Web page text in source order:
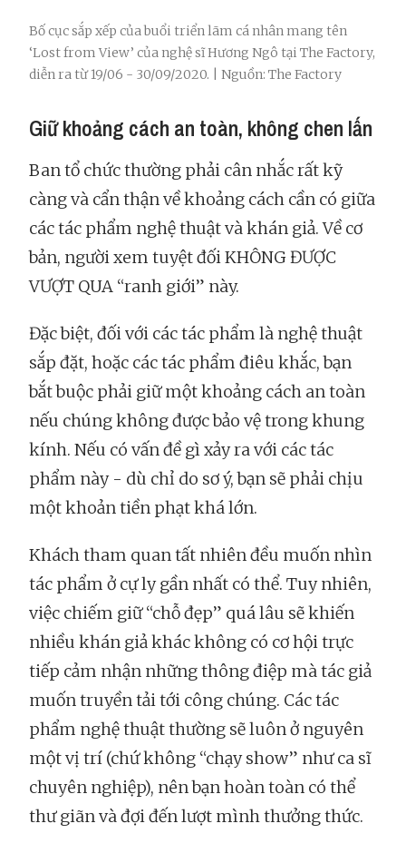
Bố cục sắp xếp của buổi triển lãm cá nhân mang tên
‘Lost from View’ của nghệ sĩ Hương Ngô tại The Factory,
diễn ra từ 19/06 - 30/09/2020. | Nguồn: The Factory
Giữ khoảng cách an toàn, không chen lấn
Ban tổ chức thường phải cân nhắc rất kỹ
càng và cẩn thận về khoảng cách cần có giữa
các tác phẩm nghệ thuật và khán giả. Về cơ
bản, người xem tuyệt đối KHÔNG ĐƯỢC
VƯỢT QUA “ranh giới” này.
Đặc biệt, đối với các tác phẩm là nghệ thuật
sắp đặt, hoặc các tác phẩm điêu khắc, bạn
bắt buộc phải giữ một khoảng cách an toàn
nếu chúng không được bảo vệ trong khung
kính. Nếu có vấn đề gì xảy ra với các tác
phẩm này - dù chỉ do sơ ý, bạn sẽ phải chịu
một khoản tiền phạt khá lớn.
Khách tham quan tất nhiên đều muốn nhìn
tác phẩm ở cự ly gần nhất có thể. Tuy nhiên,
việc chiếm giữ “chỗ đẹp” quá lâu sẽ khiến
nhiều khán giả khác không có cơ hội trực
tiếp cảm nhận những thông điệp mà tác giả
muốn truyền tải tới công chúng. Các tác
phẩm nghệ thuật thường sẽ luôn ở nguyên
một vị trí (chứ không “chạy show” như ca sĩ
chuyên nghiệp), nên bạn hoàn toàn có thể
thư giãn và đợi đến lượt mình thưởng thức.